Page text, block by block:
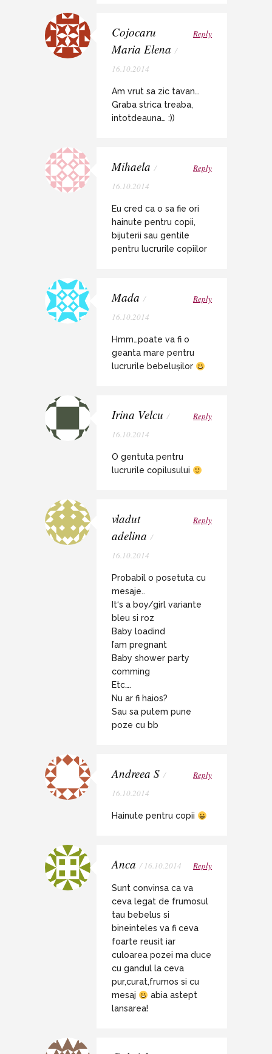
Cojocaru
Maria Elena /
16.10.2014
Reply
Am vrut sa zic tavan…
Graba strica treaba,
intotdeauna… :))
Mihaela /
16.10.2014
Reply
Eu cred ca o sa fie ori
hainute pentru copii,
bijuterii sau gentile
pentru lucrurile copiilor
Mada /
16.10.2014
Reply
Hmm…poate va fi o
geanta mare pentru
lucrurile bebelușilor
Irina Velcu /
16.10.2014
Reply
O gentuta pentru
lucrurile copilusului
vladut
adelina /
16.10.2014
Reply
Probabil o posetuta cu
mesaje..
It‘s a boy/girl variante
bleu si roz
Baby loadind
I’am pregnant
Baby shower party
comming
Etc….
Nu ar fi haios?
Sau sa putem pune
poze cu bb
Andreea S /
16.10.2014
Reply
Hainute pentru copii
Anca / 16.10.2014 Reply
Sunt convinsa ca va
ceva legat de frumosul
tau bebelus si
bineinteles va fi ceva
foarte reusit iar
culoarea pozei ma duce
cu gandul la ceva
pur,curat,frumos si cu
mesaj
abia astept
lansarea!